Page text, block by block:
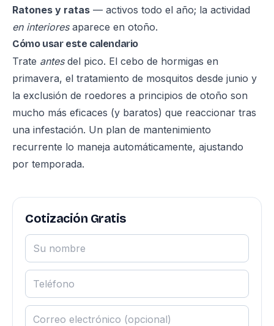
Ratones y ratas — activos todo el año; la actividad
en interioresaparece en otoño.
Cómo usar este calendario
Trate antesdel pico. El cebo de hormigas en
primavera, el tratamiento de mosquitos desde junio y
la exclusión de roedores a principios de otoño son
mucho más eficaces (y baratos) que reaccionar tras
una infestación. Un plan de mantenimiento
recurrente lo maneja automáticamente, ajustando
por temporada.
Cotización Gratis